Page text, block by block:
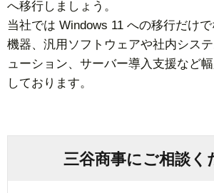
へ移行しましょう。
当社では Windows 11 への移行だけ
機器、汎用ソフトウェアや社内シス
ューション、サーバー導入支援など
しております。
三谷商事にご相談く